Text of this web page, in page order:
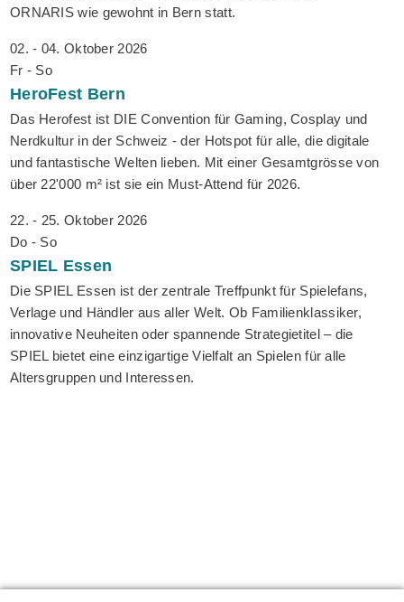
ORNARIS wie gewohnt in Bern statt.
02. - 04. Oktober 2026
Fr - So
HeroFest Bern
Das Herofest ist DIE Convention für Gaming, Cosplay und
Nerdkultur in der Schweiz - der Hotspot für alle, die digitale
und fantastische Welten lieben. Mit einer Gesamtgrösse von
über 22'000 m² ist sie ein Must-Attend für 2026.
22. - 25. Oktober 2026
Do - So
SPIEL Essen
Die SPIEL Essen ist der zentrale Treffpunkt für Spielefans,
Verlage und Händler aus aller Welt. Ob Familienklassiker,
innovative Neuheiten oder spannende Strategietitel – die
SPIEL bietet eine einzigartige Vielfalt an Spielen für alle
Altersgruppen und Interessen.